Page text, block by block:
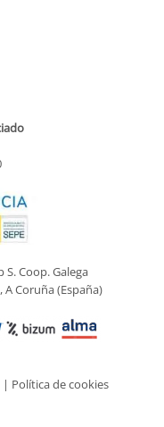
Coop. Galega
A Coruña (España)
| Política de cookies